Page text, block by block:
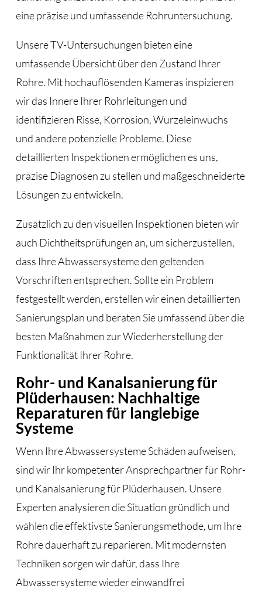
eine präzise und umfassende Rohruntersuchung.
Unsere TV-Untersuchungen bieten eine
umfassende Übersicht über den Zustand Ihrer
Rohre. Mit hochauflösenden Kameras inspizieren
wir das Innere Ihrer Rohrleitungen und
identifizieren Risse, Korrosion, Wurzeleinwuchs
und andere potenzielle Probleme. Diese
detaillierten Inspektionen ermöglichen es uns,
präzise Diagnosen zu stellen und maßgeschneiderte
Lösungen zu entwickeln.
Zusätzlich zu den visuellen Inspektionen bieten wir
auch Dichtheitsprüfungen an, um sicherzustellen,
dass Ihre Abwassersysteme den geltenden
Vorschriften entsprechen. Sollte ein Problem
festgestellt werden, erstellen wir einen detaillierten
Sanierungsplan und beraten Sie umfassend über die
besten Maßnahmen zur Wiederherstellung der
Funktionalität Ihrer Rohre.
Rohr- und Kanalsanierung für
Plüderhausen: Nachhaltige
Reparaturen für langlebige
Systeme
Wenn Ihre Abwassersysteme Schäden aufweisen,
sind wir Ihr kompetenter Ansprechpartner für Rohr-
und Kanalsanierung für Plüderhausen. Unsere
Experten analysieren die Situation gründlich und
wählen die effektivste Sanierungsmethode, um Ihre
Rohre dauerhaft zu reparieren. Mit modernsten
Techniken sorgen wir dafür, dass Ihre
Abwassersysteme wieder einwandfrei